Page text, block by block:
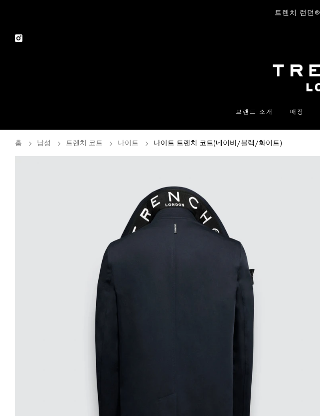
트렌치 런던®
브랜드 소개 매장
홈 남성 트렌치 코트 나이트 나이트 트렌치 코트(네이비/블랙/화이트)